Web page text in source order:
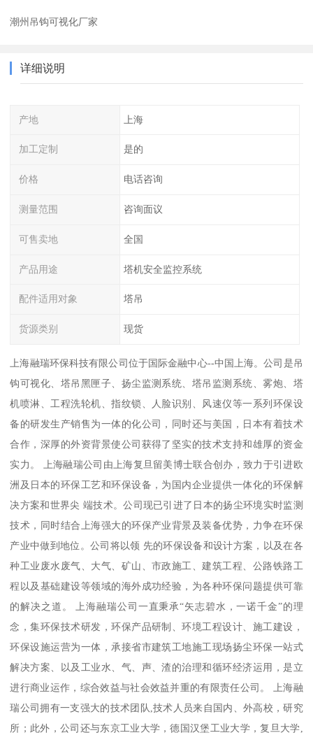
潮州吊钩可视化厂家
详细说明
产地 上海
加工定制 是的
价格 电话咨询
测量范围 咨询面议
可售卖地 全国
产品用途 塔机安全监控系统
配件适用对象 塔吊
货源类别 现货
上海融瑞环保科技有限公司位于国际金融中心--中国上海。公司是吊
钩可视化、塔吊黑匣子、扬尘监测系统、塔吊监测系统、雾炮、塔
机喷淋、工程洗轮机、指纹锁、人脸识别、风速仪等一系列环保设
备的研发生产销售为一体的化公司，同时还与美国，日本有着技术
合作，深厚的外资背景使公司获得了坚实的技术支持和雄厚的资金
实力。 上海融瑞公司由上海复旦留美博士联合创办，致力于引进欧
洲及日本的环保工艺和环保设备，为国内企业提供一体化的环保解
决方案和世界尖 端技术。公司现已引进了日本的扬尘环境实时监测
技术，同时结合上海强大的环保产业背景及装备优势，力争在环保
产业中做到地位。公司将以领 先的环保设备和设计方案，以及在各
种工业废水废气、大气、矿山、市政施工、建筑工程、公路铁路工
程以及基础建设等领域的海外成功经验，为各种环保问题提供可靠
的解决之道。 上海融瑞公司一直秉承“矢志碧水，一诺千金”的理
念，集环保技术研发，环保产品研制、环境工程设计、施工建设，
环保设施运营为一体，承接省市建筑工地施工现场扬尘环保一站式
解决方案、以及工业水、气、声、渣的治理和循环经济运用，是立
进行商业运作，综合效益与社会效益并重的有限责任公司。 上海融
瑞公司拥有一支强大的技术团队,技术人员来自国内、外高校，研究
所；此外，公司还与东京工业大学，德国汉堡工业大学，复旦大学,